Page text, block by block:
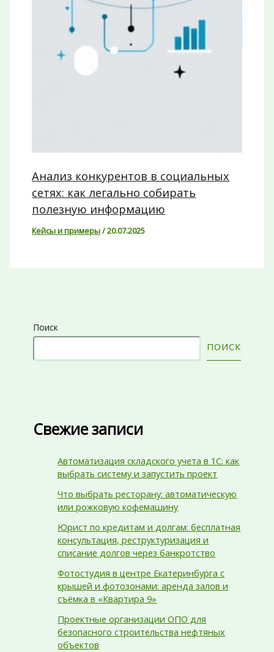
Анализ конкурентов в социальных
сетях: как легально собирать
полезную информацию
Кейсы и примеры/20.07.2025
Поиск
ПОИСК
Свежие записи
Автоматизация складского учета в 1С: как
выбрать систему и запустить проект
Что выбрать ресторану: автоматическую
или рожковую кофемашину
Юрист по кредитам и долгам: бесплатная
консультация, реструктуризация и
списание долгов через банкротство
Фотостудия в центре Екатеринбурга с
крышей и фотозонами: аренда залов и
съёмка в «Квартира 9»
Проектные организации ОПО для
безопасного строительства нефтяных
объектов